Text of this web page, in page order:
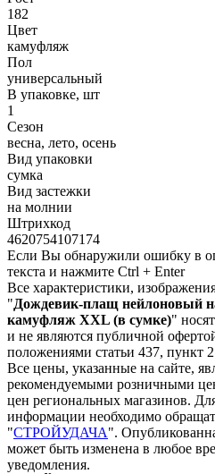
182
Цвет
камуфляж
Пол
универсальный
В упаковке, шт
1
Сезон
весна, лето, осень
Вид упаковки
сумка
Вид застежки
на молнии
Штрихкод
4620754107174
Если Вы обнаружили ошибку в
текста и нажмите Ctrl + Enter
Все характеристики,
"Дождевик-плащ нейлоновый
камуфляж ХХL (в сумке)"
и не являются публичной
положениями статьи 437, пункт
Все цены, указанные на сайте,
рекомендуемыми розничными
цен региональных магазинов.
информации необходимо
"СТРОЙУДАЧА".
может быть изменена в любое
уведомления.